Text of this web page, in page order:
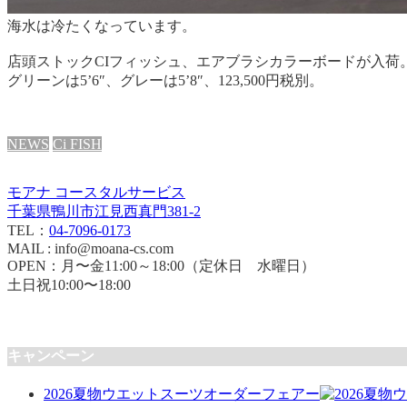
海水は冷たくなっています。
店頭ストックCIフィッシュ、エアブラシカラーボードが入荷
グリーンは5’6″、グレーは5’8″、123,500円税別。
NEWS Ci FISH
モアナ コースタルサービス
千葉県鴨川市江見西真門381-2
TEL： 04-7096-0173
MAIL : info@moana-cs.com
OPEN：月〜金11:00～18:00（定休日 水曜日）
土日祝10:00〜18:00
キャンペーン
2026夏物ウエットスーツオーダーフェアー